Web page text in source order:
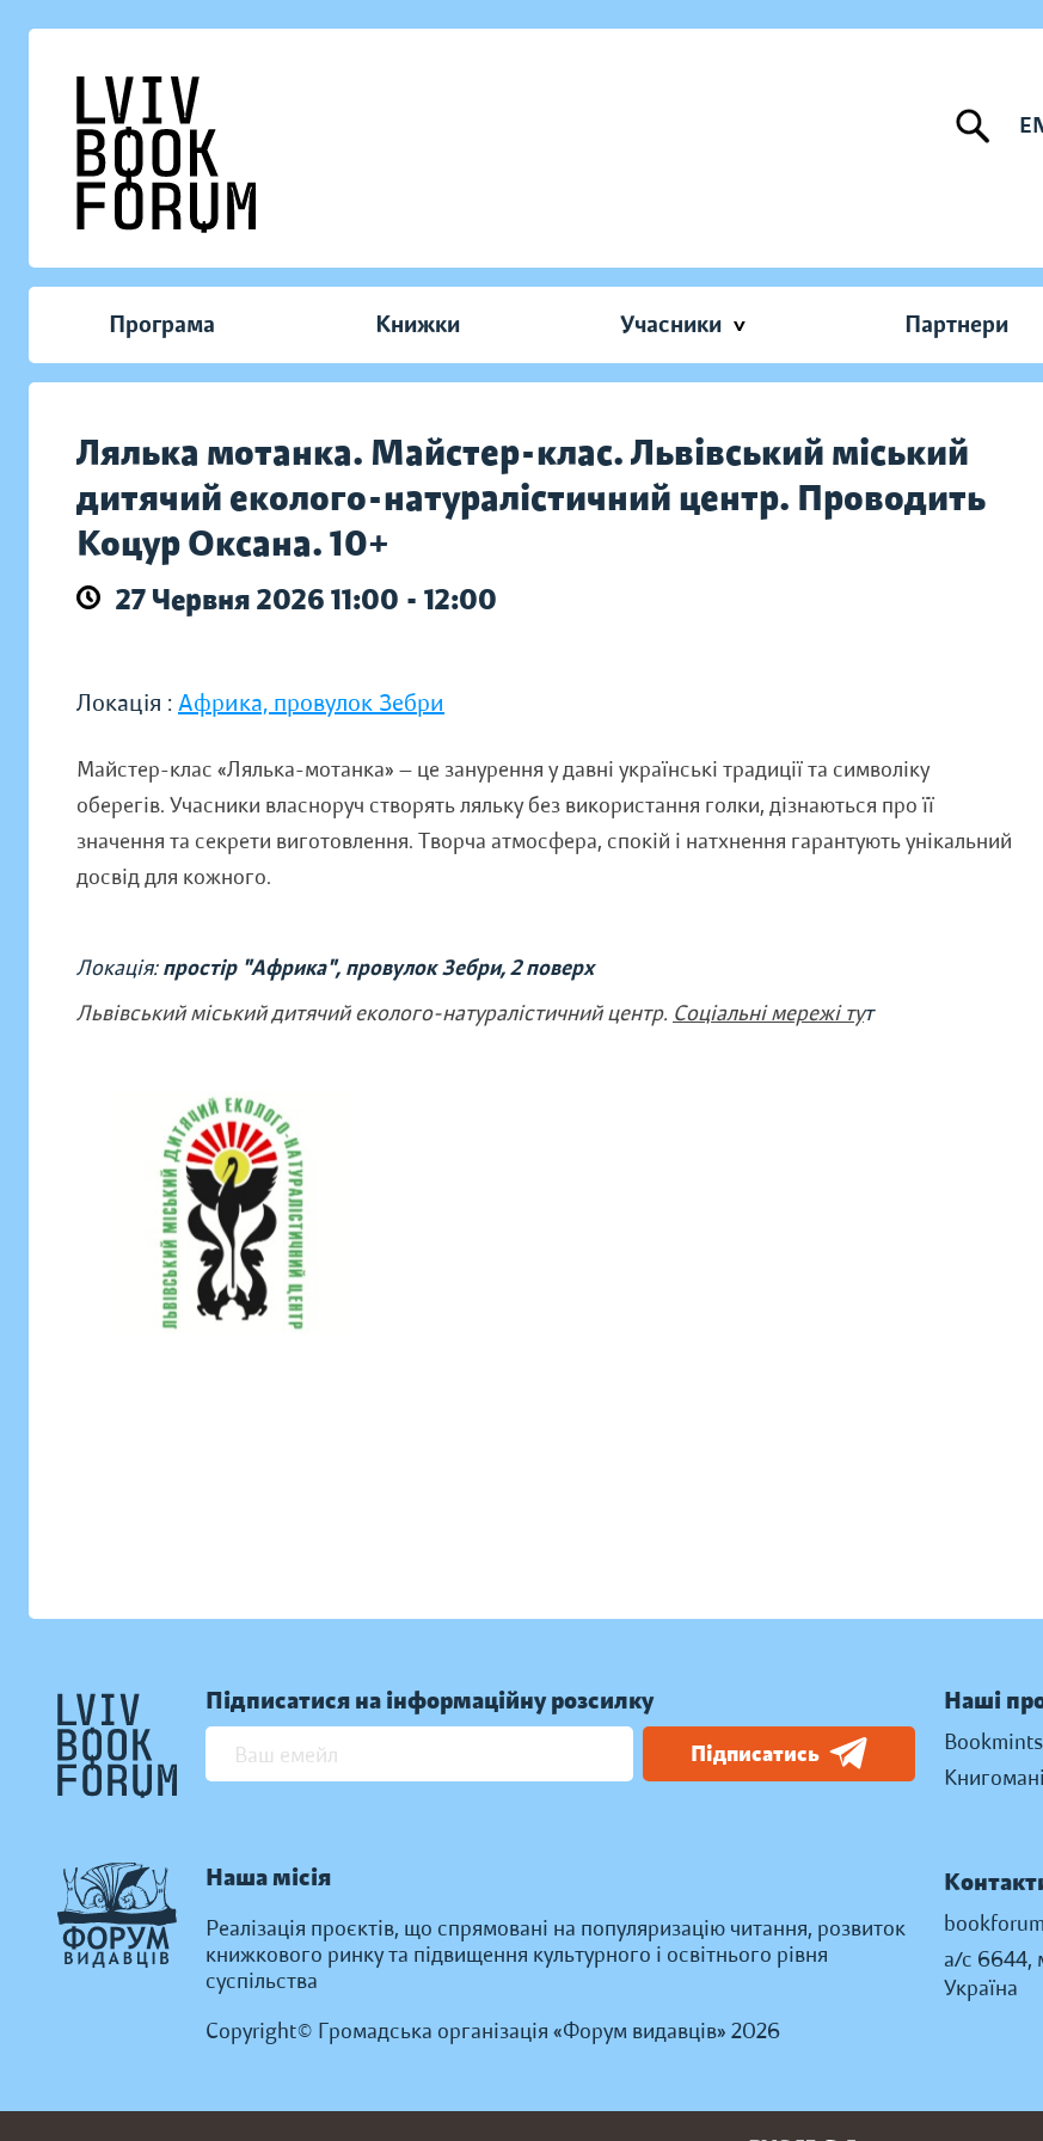
Програма Книжки Учасники Партнери
Лялька мотанка. Майстер-клас. Львівський міський
дитячий еколого-натуралістичний центр. Проводить
Коцур Оксана. 10+
27 Червня 2026 11:00 - 12:00
Локація : Африка, провулок Зебри
Майстер-клас «Лялька-мотанка» — це занурення у давні українські традиції та символіку
оберегів. Учасники власноруч створять ляльку без використання голки, дізнаються про її
значення та секрети виготовлення. Творча атмосфера, спокій і натхнення гарантують унікальний
досвід для кожного.
Локація:простір "Африка", провулок Зебри, 2 поверх
Львівський міський дитячий еколого-натуралістичний центр. Соціальні мережі тут
Підписатися на інформаційну розсилку
Підписатись
Наша місія
Реалізація проєктів, що спрямовані на популяризацію читання, розвиток
книжкового ринку та підвищення культурного і освітнього рівня
суспільства
Copyright© Громадська організація «Форум видавців» 2026
Наші
Bookmints
а/с 6644,
Україна